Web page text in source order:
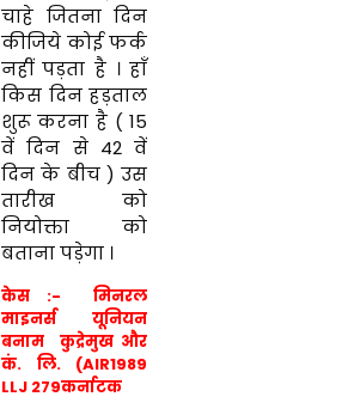
चाहे जितना दिन
कीजिये कोई फर्क
नहीं पड़ता है । हाँ
किस दिन हड़ताल
शुरू करना है ( 15
वें दिन से 42 वें
दिन के बीच ) उस
तारीख को
नियोक्ता को
बताना पड़ेगा ।
केस :-
मिनरल
माइनर्स यूनियन
बनामकुद्रेमुख और
कं. लि. (AIR1989
LLJ 279कर्नाटक